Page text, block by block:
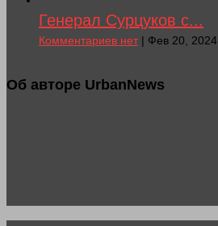
Генерал Сурцуков с...
Комментариев нет| Фев 20, 2024
Об авторе UrbanNews